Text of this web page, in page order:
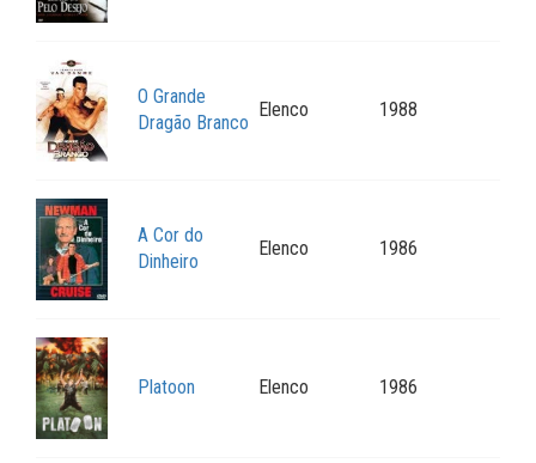
O Grande
Dragão Branco
Elenco 1988
A Cor do
Dinheiro
Elenco 1986
Platoon Elenco 1986